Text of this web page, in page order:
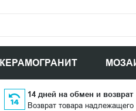
КЕРАМОГРАНИТ
14 дней на обмен и возврат
Возврат товара надлежащего